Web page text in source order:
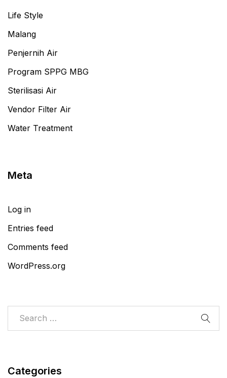
Life Style
Malang
Penjernih Air
Program SPPG MBG
Sterilisasi Air
Vendor Filter Air
Water Treatment
Meta
Log in
Entries feed
Comments feed
WordPress.org
Categories